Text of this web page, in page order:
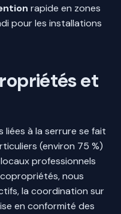
rapide en zones
pour les installations
et
à la serrure se fait
(environ 75 %)
professionnels
nous
la coordination sur
en conformité des